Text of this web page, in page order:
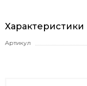
Характеристики
Артикул